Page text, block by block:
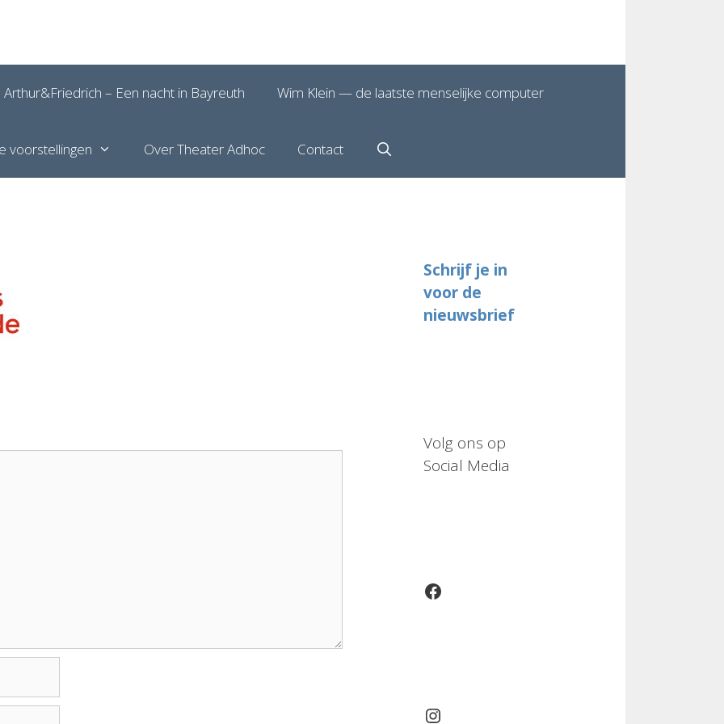
Arthur&Friedrich – Een nacht in Bayreuth Wim Klein — de laatste menselijke computer
voorstellingen Over Theater Adhoc Contact
Schrijf je in
voor de
nieuwsbrief
Volg ons op
Social Media
Facebook
Instagram